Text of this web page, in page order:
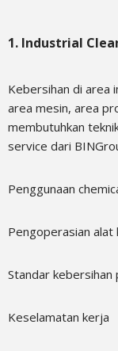
1. Industrial
Kebersihan di area
area mesin, area
membutuhkan
service dari
Penggunaan
Pengoperasian
Standar kebersihan
Keselamatan kerja